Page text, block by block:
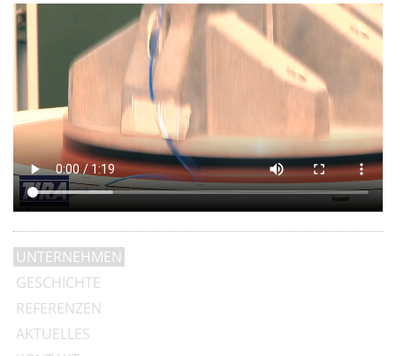
UNTERNEHMEN
GESCHICHTE
REFERENZEN
AKTUELLES